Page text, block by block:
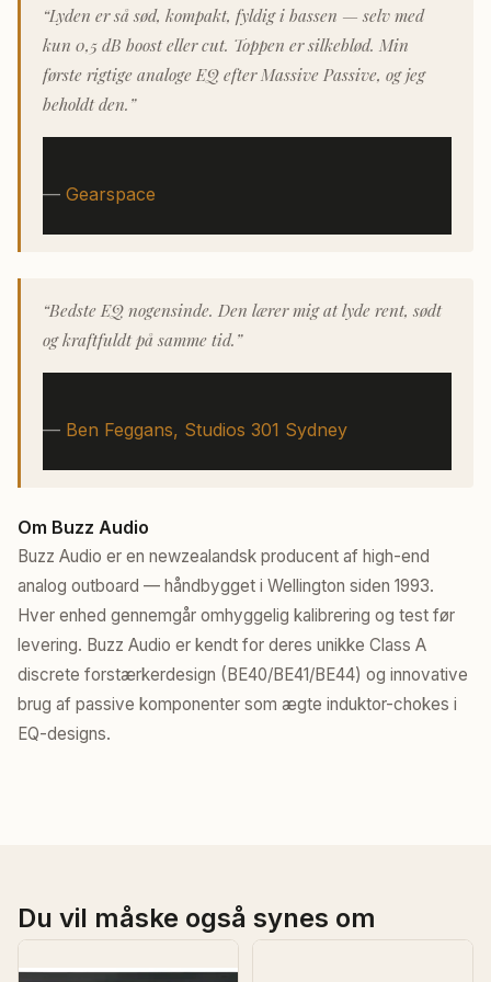
“Lyden er så sød, kompakt, fyldig i bassen — selv med
kun 0,5 dB boost eller cut. Toppen er silkeblød. Min
første rigtige analoge EQ efter Massive Passive, og jeg
beholdt den.”
— Gearspace
“Bedste EQ nogensinde. Den lærer mig at lyde rent, sødt
og kraftfuldt på samme tid.”
— Ben Feggans, Studios 301 Sydney
Om Buzz Audio
Buzz Audio er en newzealandsk producent af high-end
analog outboard — håndbygget i Wellington siden 1993.
Hver enhed gennemgår omhyggelig kalibrering og test før
levering. Buzz Audio er kendt for deres unikke Class A
discrete forstærkerdesign (BE40/BE41/BE44) og innovative
brug af passive komponenter som ægte induktor-chokes i
EQ-designs.
Du vil måske også synes om